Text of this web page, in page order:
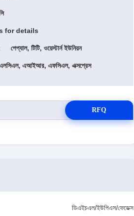
for details
পেপ্যাল, টিটি, ওয়েস্টার্ন ইউনিয়ন
এআইআর, এফসিএল, এক্সপ্রেস
RFQ
ডিএইচএল/ইউপিএস/ফেডেক্স